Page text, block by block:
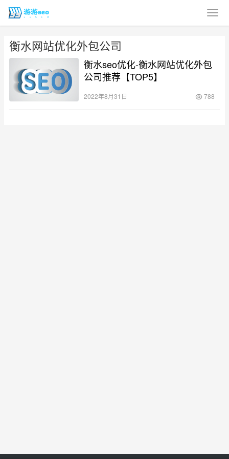
衡水网站优化外包公司
衡水seo优化-衡水网站优化外包
公司推荐【TOP5】
2022年8月31日 788